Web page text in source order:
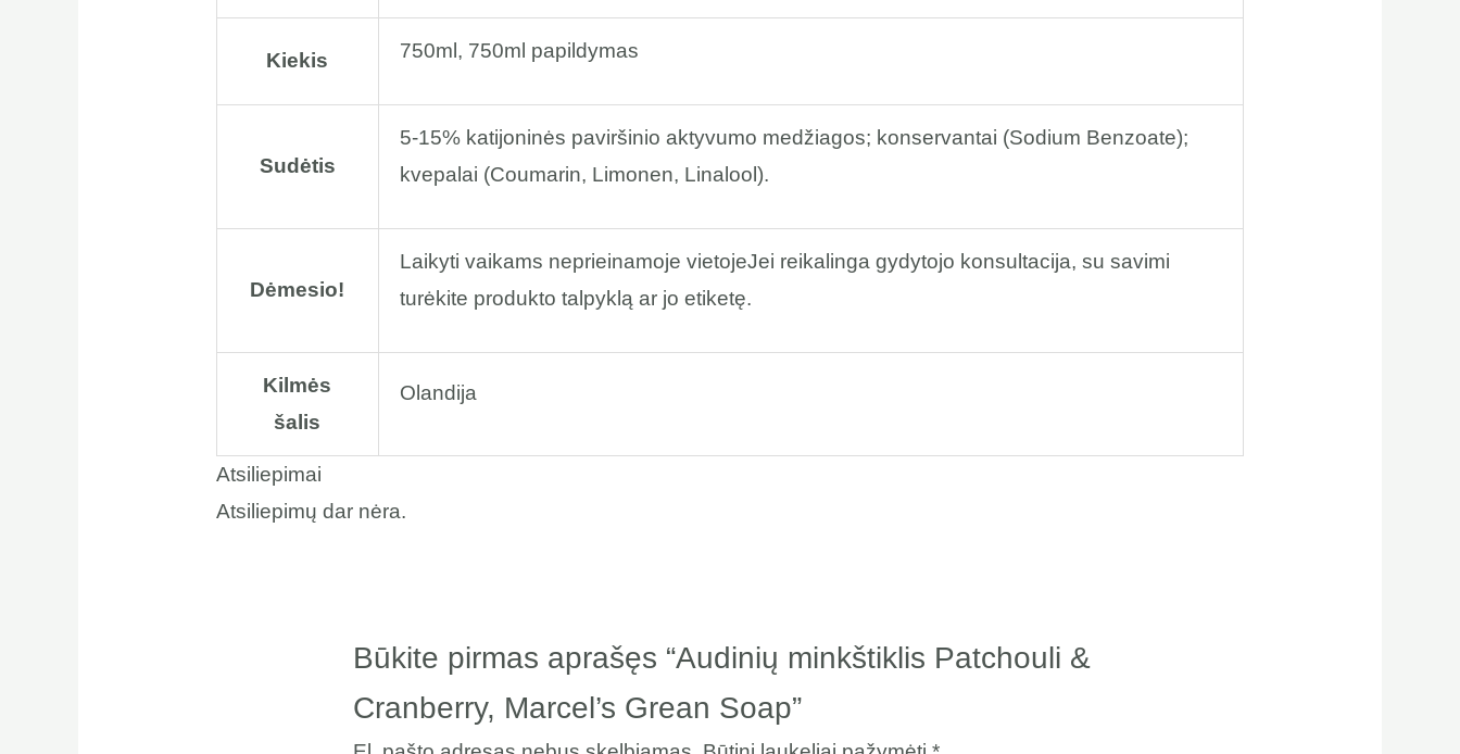
Kiekis 750ml, 750ml papildymas
Sudėtis
5-15% katijoninės paviršinio aktyvumo medžiagos; konservantai (Sodium Benzoate);
kvepalai (Coumarin, Limonen, Linalool).
Dėmesio!
Laikyti vaikams neprieinamoje vietojeJei reikalinga gydytojo konsultacija, su savimi
turėkite produkto talpyklą ar jo etiketę.
Kilmės
šalis
Olandija
Atsiliepimai
Atsiliepimų dar nėra.
Būkite pirmas aprašęs “Audinių minkštiklis Patchouli &
Cranberry, Marcel’s Grean Soap”